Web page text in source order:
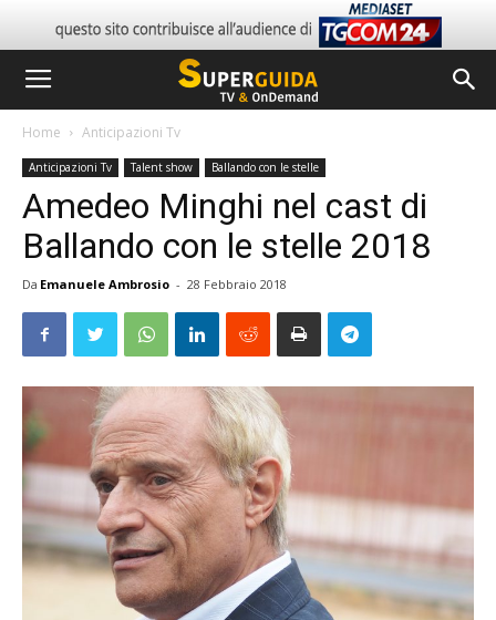
Home Anticipazioni Tv
Anticipazioni Tv Talent show Ballando con le stelle
Amedeo Minghi nel cast di
Ballando con le stelle 2018
Da Emanuele Ambrosio - 28 Febbraio 2018